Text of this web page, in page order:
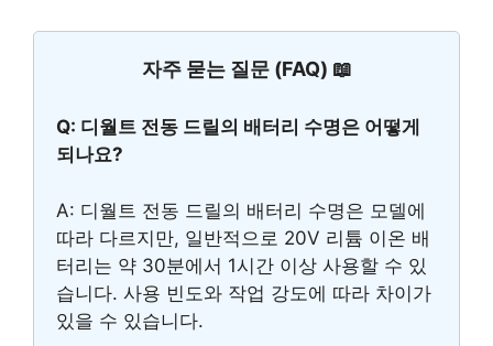
자주 묻는 질문 (FAQ) 📖
Q: 디월트 전동 드릴의 배터리 수명은 어떻게
되나요?
A: 디월트 전동 드릴의 배터리 수명은 모델에
따라 다르지만, 일반적으로 20V 리튬 이온 배
터리는 약 30분에서 1시간 이상 사용할 수 있
습니다. 사용 빈도와 작업 강도에 따라 차이가
있을 수 있습니다.